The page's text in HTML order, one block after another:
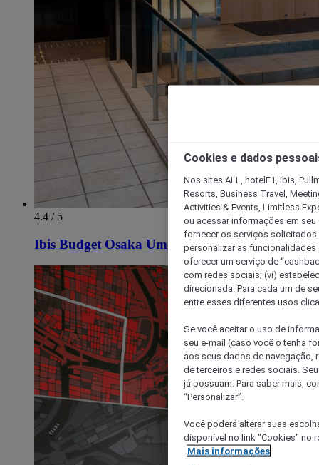
4.4 / 5
Ibis Budget Osaka Umeda
Cookies e dados
Nos sites ALL, hotelF1, ibis,
Resorts, Business Travel,
Activities & Events, Limitless
ou acessar informações em
fornecer os serviços solicitados
personalizar as
oferecer um serviço de
com redes sociais; (vi)
direcionada. Para cada um de
entre esses diferentes usos
Se você aceitar o uso de
seu e-mail (caso você o tenha
aos seus dados de navegação,
de terceiros e redes sociais.
já possuam. Para saber mais,
“Personalizar”.
Você poderá alterar suas
disponível no link "Cookies" no
Mais informações